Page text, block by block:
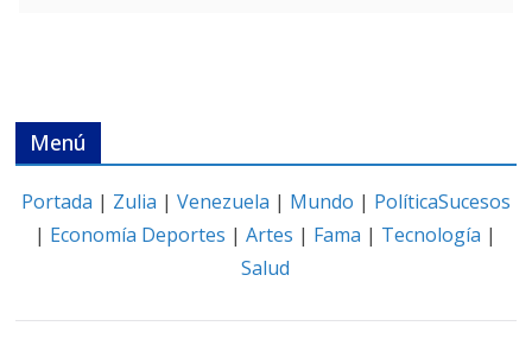
Menú
Portada | Zulia | Venezuela | Mundo | PolíticaSucesos
| Economía Deportes |Artes | Fama | Tecnología |
Salud